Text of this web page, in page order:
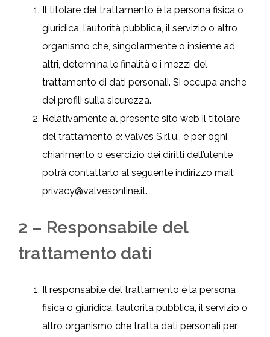
Il titolare del trattamento è la persona fisica o
giuridica, l’autorità pubblica, il servizio o altro
organismo che, singolarmente o insieme ad
altri, determina le finalità e i mezzi del
trattamento di dati personali. Si occupa anche
dei profili sulla sicurezza.
Relativamente al presente sito web il titolare
del trattamento è: Valves S.r.l.u., e per ogni
chiarimento o esercizio dei diritti dell’utente
potrà contattarlo al seguente indirizzo mail:
privacy@valvesonline.it.
2 – Responsabile del
trattamento dati
Il responsabile del trattamento è la persona
fisica o giuridica, l’autorità pubblica, il servizio o
altro organismo che tratta dati personali per